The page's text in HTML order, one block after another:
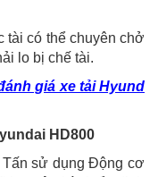
tài có thể chuyên chở
lo bị chế tài.
giá xe tải Hyund
HD800
Tấn sử dụng Động cơ